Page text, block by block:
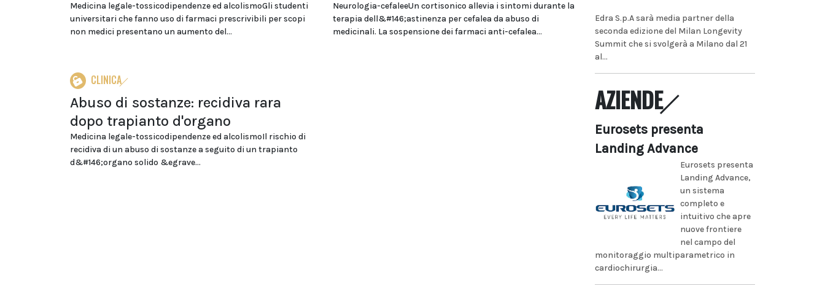
Medicina legale-tossicodipendenze ed alcolismoGli studenti
universitari che fanno uso di farmaci prescrivibili per scopi
non medici presentano un aumento del...
Neurologia-cefaleeUn cortisonico allevia i sintomi durante la
terapia dell&#146;astinenza per cefalea da abuso di
medicinali. La sospensione dei farmaci anti-cefalea...
CLINICA
Abuso di sostanze: recidiva rara
dopo trapianto d'organo
Medicina legale-tossicodipendenze ed alcolismoIl rischio di
recidiva di un abuso di sostanze a seguito di un trapianto
d&#146;organo solido &egrave...
Edra S.p.A sarà media partner della
seconda edizione del Milan Longevity
Summit che si svolgerà a Milano dal 21
al...
AZIENDE
Eurosets presenta
Landing Advance
Eurosets presenta
Landing Advance,
un sistema
completo e
intuitivo che apre
nuove frontiere
nel campo del
monitoraggio multiparametrico in
cardiochirurgia...